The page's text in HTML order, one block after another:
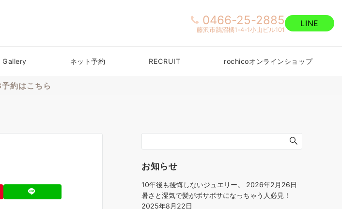
0466-25-2885
藤沢市鵠沼橘1-4-1小山ビル101
LINE
Gallery ネット予約 RECRUIT rochicoオンラインショップ
約はこちら
お知らせ
10年後も後悔しないジュエリー。
2026年2月26日
暑さと湿気で髪がボサボサになっちゃう人必見！
2025年8月22日